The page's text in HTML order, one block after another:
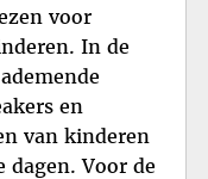
voor
In de
en
van kinderen
Voor de